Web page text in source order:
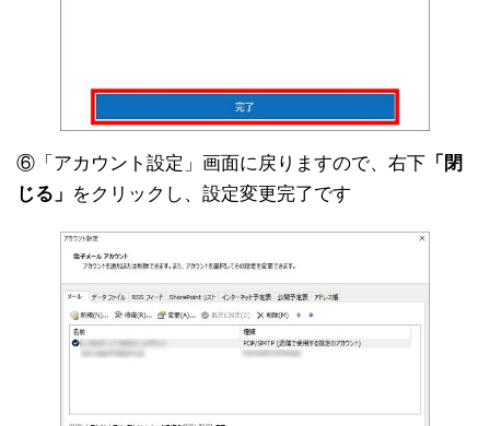
⑥「アカウント設定」画面に戻りますので、右下 「閉
じる」 をクリックし、設定変更完了です